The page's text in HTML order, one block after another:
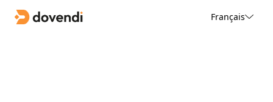
Français